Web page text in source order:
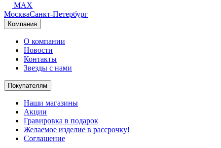
MAX
МоскваСанкт-Петербург
Компания
О компании
Новости
Контакты
Звезды с нами
Покупателям
Наши магазины
Акции
Гравировка в подарок
Желаемое изделие в рассрочку!
Соглашение